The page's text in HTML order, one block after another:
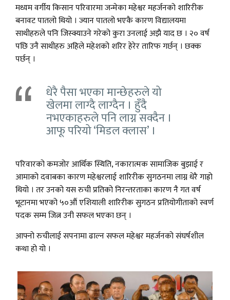
मध्यम वर्गीय किसान परिवारमा जन्मेका महेश्वर महर्जनको शारिरीक
बनावट पातलो थियो । ज्यान पातलो भएकै कारण विद्यालयमा
साथीहरुले पनि जिस्क्याउने गरेको कुरा उनलाई अझै याद छ । २० वर्ष
पछि उनै साथीहरु अहिले महेशको शरिर हेरेर तारिफ गर्छन् । छक्क
पर्छन् ।
धेरै पैसा भएका मान्छेहरुले यो
खेलमा लाग्दै लाग्दैन । हुँदै
नभएकाहरुले पनि लाग्न सक्दैन ।
आफू परियो ‘मिडल क्लास’ ।
परिवारको कमजोर आर्थिक स्थिति, नकारात्मक सामाजिक बुझाई र
आमाको दवाबका कारण महेश्वरलाई शारिरीक सुगठनमा लाग्न धेरै गाह्रो
थियो । तर उनको यस रुची प्रतिको निरन्तरताका कारण नै गत वर्ष
भूटानमा भएको ५०औं एशियाली शारिरीक सुगठन प्रतियोगीताको स्वर्ण
पदक सम्म जित्न उनी सफल भएका छन् ।
आफ्नो रुचीलाई सपनामा ढाल्न सफल महेश्वर महर्जनको संघर्षशील
कथा हो यो ।